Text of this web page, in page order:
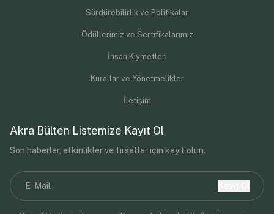
Sürdürebilirlik ve Politikalar
Ödüllerimiz ve Sertifikalarımız
İnsan Kıymetleri
Kurallar ve Yönetmelikler
İletişim
Akra Bülten Listemize Kayıt Ol
Son haberler, etkinlikler ve fırsatlar için kayıt olun.